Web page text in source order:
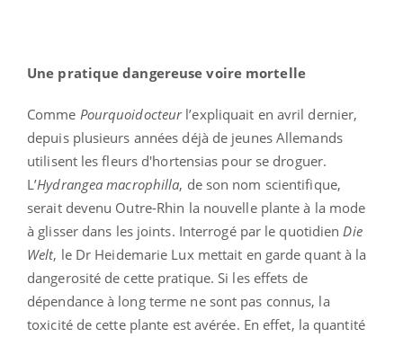
Une pratique dangereuse voire mortelle
Comme Pourquoidocteur l’expliquait en avril dernier,
depuis plusieurs années déjà de jeunes Allemands
utilisent les fleurs d'hortensias pour se droguer.
L’Hydrangea macrophilla, de son nom scientifique,
serait devenu Outre-Rhin la nouvelle plante à la mode
à glisser dans les joints. Interrogé par le quotidien Die
Welt, le Dr Heidemarie Lux mettait en garde quant à la
dangerosité de cette pratique. Si les effets de
dépendance à long terme ne sont pas connus, la
toxicité de cette plante est avérée. En effet, la quantité